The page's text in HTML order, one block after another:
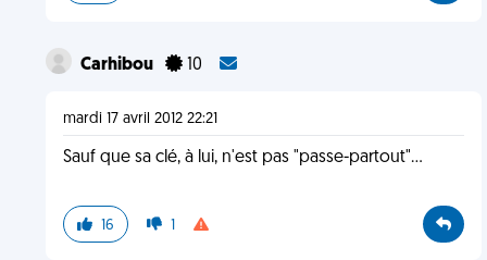
Carhibou 10
mardi 17 avril 2012 22:21
Sauf que sa clé, à lui, n'est pas "passe-partout"...
16 1